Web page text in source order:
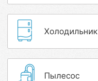
Холодильник
Пылесос